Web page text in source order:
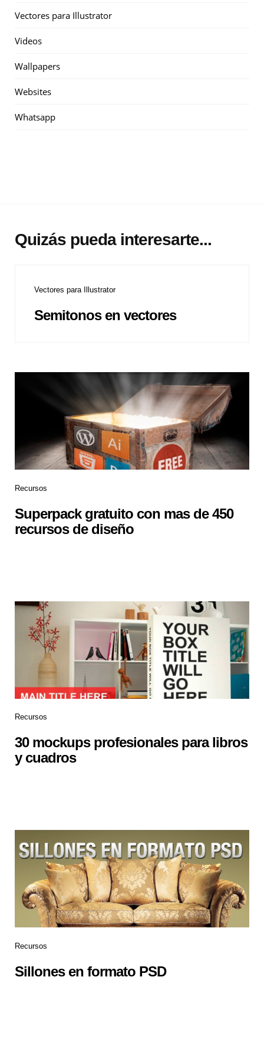
Vectores para Illustrator
Videos
Wallpapers
Websites
Whatsapp
Quizás pueda interesarte...
Vectores para Illustrator
Semitonos en vectores
Recursos
Superpack gratuito con mas de 450
recursos de diseño
Recursos
30 mockups profesionales para libros
y cuadros
Recursos
Sillones en formato PSD